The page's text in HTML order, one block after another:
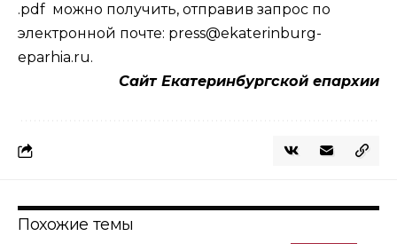
.pdf можно получить, отправив запрос по
электронной почте: press@ekaterinburg-
eparhia.ru.
Сайт Екатеринбургской епархии
Похожие темы